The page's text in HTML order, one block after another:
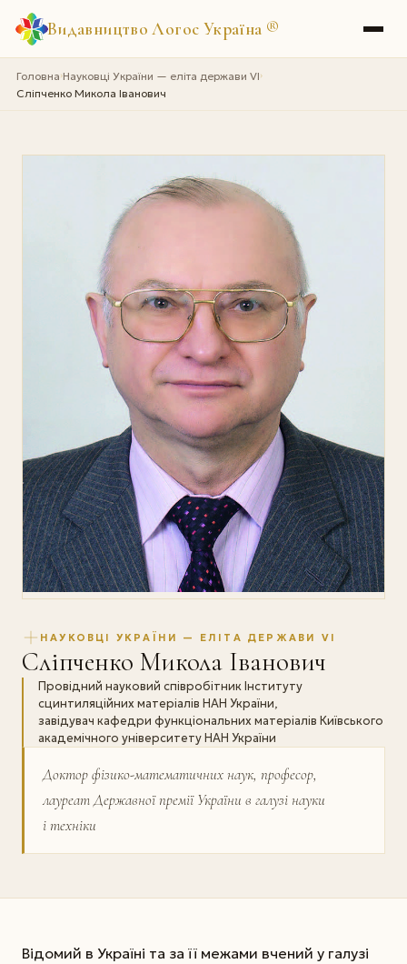
Видавництво Логос Україна ®
Головна›Науковці України — еліта держави VI›
Сліпченко Микола Іванович
НАУКОВЦІ УКРАЇНИ — ЕЛІТА ДЕРЖАВИ VI
Сліпченко Микола Іванович
Провідний науковий співробітник Інституту
сцинтиляційних матеріалів НАН України,
завідувач кафедри функціональних матеріалів Київського
академічного університету НАН України
Доктор фізико-математичних наук, професор,
лауреат Державної премії України в галузі науки
і техніки
Відомий в Україні та за її межами вчений у галузі